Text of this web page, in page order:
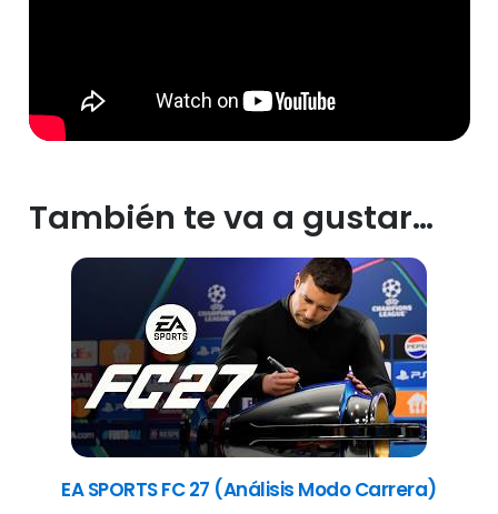
También te va a gustar…
EA SPORTS FC 27 (Análisis Modo Carrera)